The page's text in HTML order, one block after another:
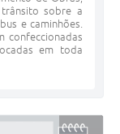
sobre a
e caminhões.
confeccionadas
em toda